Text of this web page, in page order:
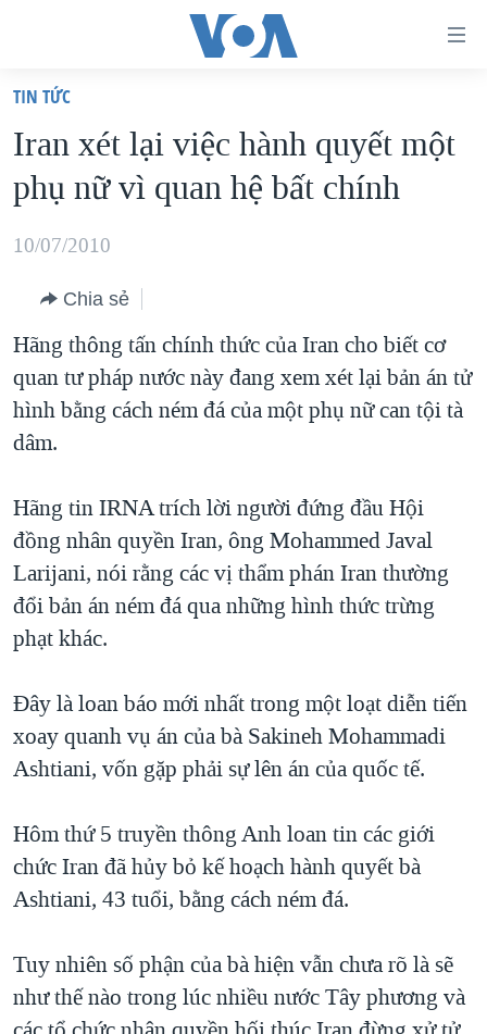
truy
cập
Tới
dung
chính
điều
hướng
chính
Đi
"Tìm"
VIỆT NAM
HOA KỲ
BIỂN ĐÔNG
BLOG
DIỄN ĐÀN
MỤC
NGƯỜI VIỆT HẢI NGOẠI
ĐỜI SỐNG
KINH TẾ
KHOA HỌC
VĂN HOÁ
THỂ THAO
GIÁO DỤC
CHUYÊN ĐỀ
HÀNH TRÌNH BẦU CỬ 2024
MỘT NĂM CHIẾN TRANH TẠI DẢI GAZA
GIẢI MÃ VÀNH ĐAI & CON ĐƯỜNG
NGÀY TỊ NẠN THẾ GIỚI
GROUND ZERO – XƯA VÀ NAY
CHI PHÍ CHIẾN TRANH AFGHANISTAN
THƯỢNG ĐỈNH TRUMP-KIM TẠI VIỆT NAM
TRỊNH VĨNH BÌNH VS. CHÍNH PHỦ VIỆT NAM
BÊN KIA QUỐC LỘ: TIẾNG VỌNG TỪ NÔNG THÔN MỸ
QUAN HỆ VIỆT MỸ
VIDEO
NGHE
MẠNG XÃ HỘI
Ngôn ngữ khác
TIN TỨC
Iran xét lại việc hành quyết một
phụ nữ vì quan hệ bất chính
10/07/2010
Chia sẻ
Hãng thông tấn chính thức của Iran cho biết cơ
quan tư pháp nước này đang xem xét lại bản án tử
hình bằng cách ném đá của một phụ nữ can tội tà
dâm.
Hãng tin IRNA trích lời người đứng đầu Hội
đồng nhân quyền Iran, ông Mohammed Javal
Larijani, nói rằng các vị thẩm phán Iran thường
đổi bản án ném đá qua những hình thức trừng
phạt khác.
Đây là loan báo mới nhất trong một loạt diễn tiến
xoay quanh vụ án của bà Sakineh Mohammadi
Ashtiani, vốn gặp phải sự lên án của quốc tế.
Hôm thứ 5 truyền thông Anh loan tin các giới
chức Iran đã hủy bỏ kế hoạch hành quyết bà
Ashtiani, 43 tuổi, bằng cách ném đá.
Tuy nhiên số phận của bà hiện vẫn chưa rõ là sẽ
như thế nào trong lúc nhiều nước Tây phương và